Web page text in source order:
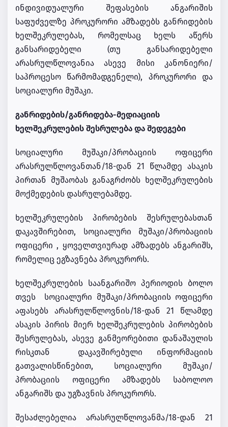
ინდივიდუალური შეფასების ანგარიშის
საფუძველზე პროკურორი ამზადებს განრიდების
ხელშეკრულებას, რომელსაც ხელს აწერს
განსარიდებელი (თუ განსარიდებელი
არასრულწლოვანია ასევე მისი კანონიერი/
საპროცესო წარმომადგენელი), პროკურორი და
სოციალური მუშაკი.
განრიდების/განრიდება-მედიაციის
ხელშეკრულების შესრულება და შედეგები
სოციალური მუშაკი/პრობაციის ოფიცერი
არასრულწლოვანთან/18-დან 21 წლამდე ასაკის
პირთან მუშაობას განაგრძობს ხელშეკრულების
მოქმედების დასრულებამდე.
ხელშეკრულების პირობების შესრულებასთან
დაკავშირებით, სოციალური მუშაკი/პრობაციის
ოფიცერი , ყოველთვიურად ამზადებს ანგარიშს,
რომელიც ეგზავნება პროკურორს.
ხელშეკრულების საანგარიშო პერიოდის ბოლო
თვეს სოციალური მუშაკი/პრობაციის ოფიცერი
აფასებს არასრულწლოვნის/18-დან 21 წლამდე
ასაკის პირის მიერ ხელშეკრულების პირობების
შესრულებას, ასევე განმეორებითი დანაშაულის
რისკთან დაკავშირებული ინფორმაციის
გათვალისწინებით, სოციალური მუშაკი/
პრობაციის ოფიცერი ამზადებს საბოლოო
ანგარიშს და უგზავნის პროკურორს.
შესაძლებელია არასრულწლოვანმა/18-დან 21